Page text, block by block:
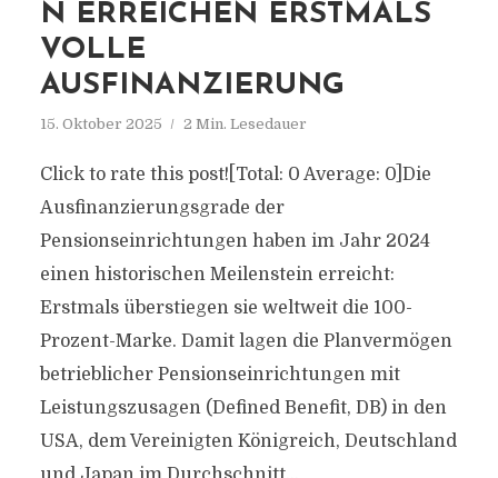
N ERREICHEN ERSTMALS
VOLLE
AUSFINANZIERUNG
15. Oktober 2025 2 Min. Lesedauer
Click to rate this post![Total: 0 Average: 0]Die
Ausfinanzierungsgrade der
Pensionseinrichtungen haben im Jahr 2024
einen historischen Meilenstein erreicht:
Erstmals überstiegen sie weltweit die 100-
Prozent-Marke. Damit lagen die Planvermögen
betrieblicher Pensionseinrichtungen mit
Leistungszusagen (Defined Benefit, DB) in den
USA, dem Vereinigten Königreich, Deutschland